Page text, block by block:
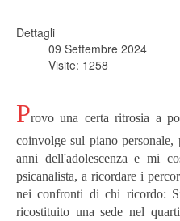
Dettagli
09 Settembre 2024
Visite: 1258
Provo una certa ritrosia a
coinvolge sul piano
anni dell'adolescenza e mi
psicanalista, a ricordare i
nei confronti di chi ricordo:
ricostituito una sede nel